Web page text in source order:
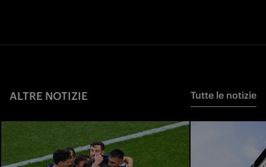
ALTRE NOTIZIE Tutte le notizie